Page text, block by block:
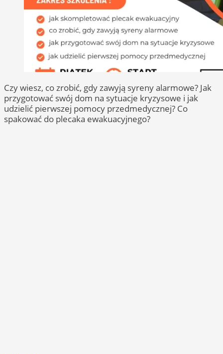
Czy wiesz, co zrobić, gdy zawyją syreny alarmowe? Jak
przygotować swój dom na sytuacje kryzysowe i jak
udzielić pierwszej pomocy przedmedycznej? Co
spakować do plecaka ewakuacyjnego?